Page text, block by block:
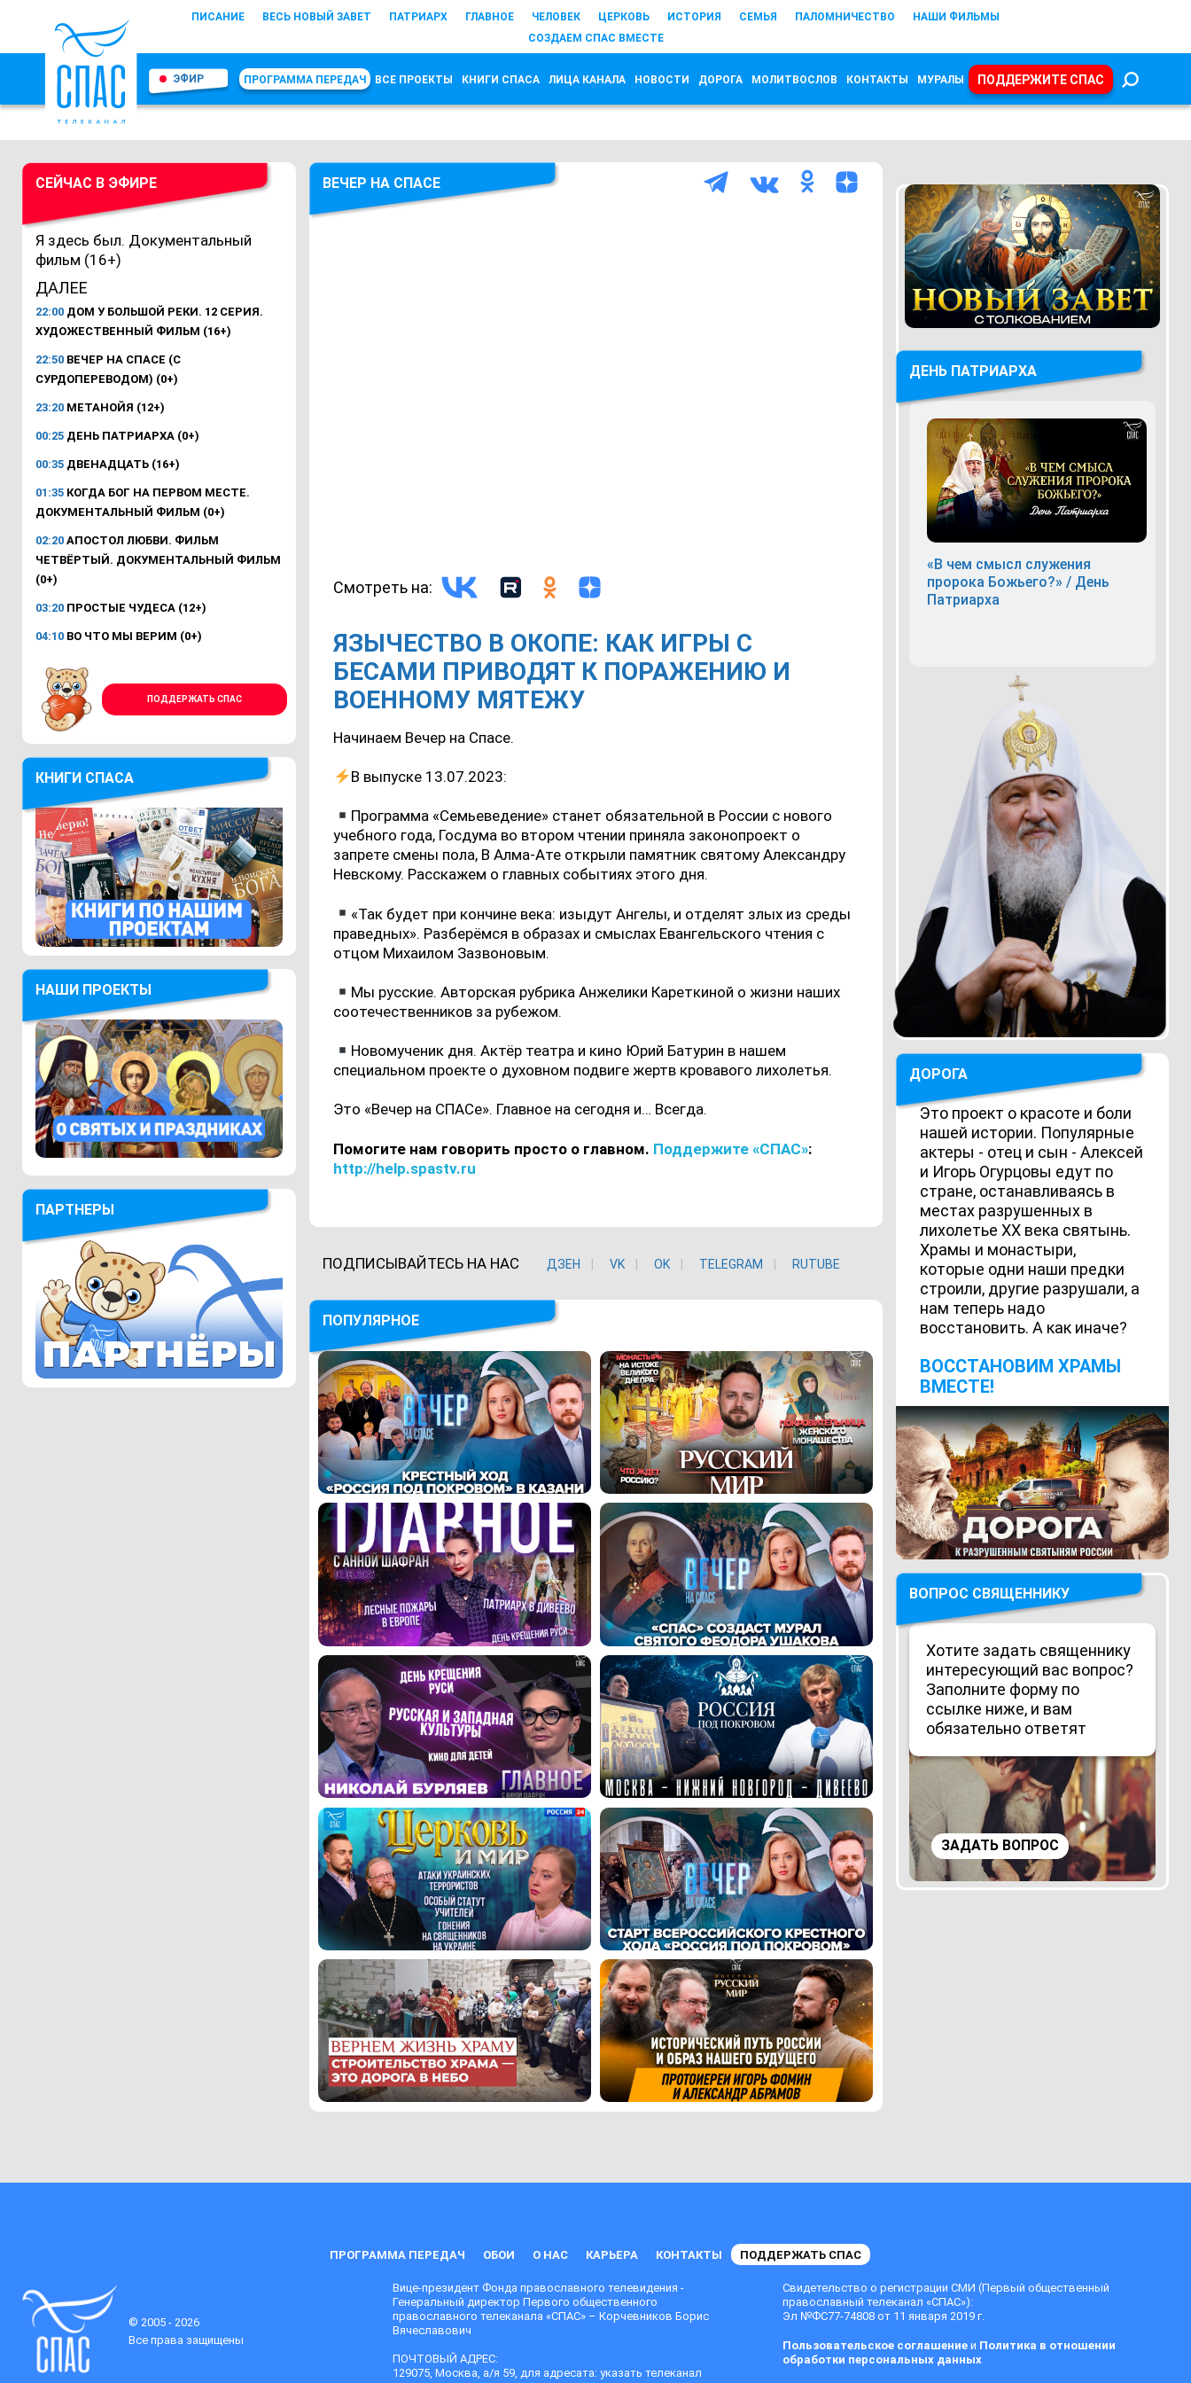
ПИСАНИЕ ВЕСЬ НОВЫЙ ЗАВЕТ ПАТРИАРХ ГЛАВНОЕ ЧЕЛОВЕК ЦЕРКОВЬ ИСТОРИЯ СЕМЬЯ ПАЛОМНИЧЕСТВО
НАШИ ФИЛЬМЫ
СОЗДАЕМ СПАС ВМЕСТЕ
ЭФИР ПРОГРАММА ПЕРЕДАЧ ВСЕ ПРОЕКТЫ КНИГИ СПАСА ЛИЦА КАНАЛА НОВОСТИ ДОРОГА МОЛИТВОСЛОВ КОНТАКТЫ МУРАЛЫ ПОДДЕРЖИТЕ СПАС
СЕЙЧАС В ЭФИРЕ
Я здесь был. Документальный
фильм (16+)
ДАЛЕЕ
22:00 ДОМ У БОЛЬШОЙ РЕКИ. 12 СЕРИЯ.
ХУДОЖЕСТВЕННЫЙ ФИЛЬМ (16+)
22:50 ВЕЧЕР НА СПАСЕ (С
СУРДОПЕРЕВОДОМ) (0+)
23:20 МЕТАНОЙЯ (12+)
00:25 ДЕНЬ ПАТРИАРХА (0+)
00:35 ДВЕНАДЦАТЬ (16+)
01:35 КОГДА БОГ НА ПЕРВОМ МЕСТЕ.
ДОКУМЕНТАЛЬНЫЙ ФИЛЬМ (0+)
02:20 АПОСТОЛ ЛЮБВИ. ФИЛЬМ
ЧЕТВЁРТЫЙ. ДОКУМЕНТАЛЬНЫЙ ФИЛЬМ
(0+)
03:20 ПРОСТЫЕ ЧУДЕСА (12+)
04:10 ВО ЧТО МЫ ВЕРИМ (0+)
ПОДДЕРЖАТЬ СПАС
КНИГИ СПАСА
НАШИ ПРОЕКТЫ
ПАРТНЕРЫ
ВЕЧЕР НА СПАСЕ
Смотреть на:
ЯЗЫЧЕСТВО В ОКОПЕ: КАК ИГРЫ С
БЕСАМИ ПРИВОДЯТ К ПОРАЖЕНИЮ И
ВОЕННОМУ МЯТЕЖУ
Начинаем Вечер на Спасе.
В выпуске 13.07.2023:
Программа «Семьеведение» станет обязательной в России с нового
учебного года, Госдума во втором чтении приняла законопроект о
запрете смены пола, В Алма-Ате открыли памятник святому Александру
Невскому. Расскажем о главных событиях этого дня.
«Так будет при кончине века: изыдут Ангелы, и отделят злых из среды
праведных». Разберёмся в образах и смыслах Евангельского чтения с
отцом Михаилом Зазвоновым.
Мы русские. Авторская рубрика Анжелики Кареткиной о жизни наших
соотечественников за рубежом.
Новомученик дня. Актёр театра и кино Юрий Батурин в нашем
специальном проекте о духовном подвиге жертв кровавого лихолетья.
Это «Вечер на СПАСе». Главное на сегодня и… Всегда.
Помогите нам говорить просто о главном. Поддержите «СПАС»:
http://help.spastv.ru
ПОДПИСЫВАЙТЕСЬ НА НАС ДЗЕН VK ОK TELEGRAM RUTUBE
ПОПУЛЯРНОЕ
ДЕНЬ ПАТРИАРХА
«В чем смысл служения
пророка Божьего?» / День
Патриарха
ДОРОГА
Это проект о красоте и боли
нашей истории. Популярные
актеры - отец и сын - Алексей
и Игорь Огурцовы едут по
стране, останавливаясь в
местах разрушенных в
лихолетье ХХ века святынь.
Храмы и монастыри,
которые одни наши предки
строили, другие разрушали, а
нам теперь надо
восстановить. А как иначе?
ВОCСТАНОВИМ ХРАМЫ
ВМЕСТЕ!
ВОПРОС СВЯЩЕННИКУ
Хотите задать священнику
интересующий вас вопрос?
Заполните форму по
ссылке ниже, и вам
обязательно ответят
ЗАДАТЬ ВОПРОС
ПРОГРАММА ПЕРЕДАЧ ОБОИ О НАС КАРЬЕРА КОНТАКТЫ ПОДДЕРЖАТЬ СПАС
© 2005 - 2026
Все права защищены
Вице-президент Фонда православного телевидения -
Генеральный директор Первого общественного
православного телеканала «СПАС» – Корчевников Борис
Вячеславович
ПОЧТОВЫЙ АДРЕС:
129075, Москва, а/я 59, для адресата: указать телеканал
Свидетельство о регистрации СМИ (Первый общественный
православный телеканал «СПАС»):
Эл №ФС77-74808 от 11 января 2019 г.
Пользовательское соглашениеи Политика в отношении
обработки персональных данных